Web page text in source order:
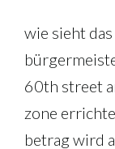
wie sieht
60th street
zone
betrag wird